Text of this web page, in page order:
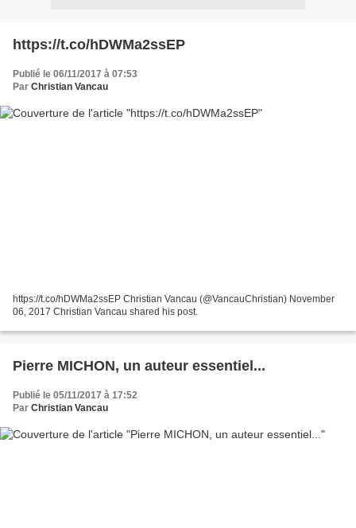
https://t.co/hDWMa2ssEP
Publié le 06/11/2017 à 07:53
Par Christian Vancau
https://t.co/hDWMa2ssEP Christian Vancau (@VancauChristian) November
06, 2017 Christian Vancau shared his post.
Pierre MICHON, un auteur essentiel...
Publié le 05/11/2017 à 17:52
Par Christian Vancau